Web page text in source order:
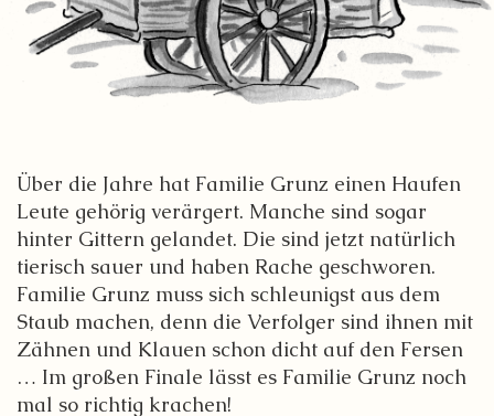
Über die Jahre hat Familie Grunz einen Haufen
Leute gehörig verärgert. Manche sind sogar
hinter Gittern gelandet. Die sind jetzt natürlich
tierisch sauer und haben Rache geschworen.
Familie Grunz muss sich schleunigst aus dem
Staub machen, denn die Verfolger sind ihnen mit
Zähnen und Klauen schon dicht auf den Fersen
… Im großen Finale lässt es Familie Grunz noch
mal so richtig krachen!